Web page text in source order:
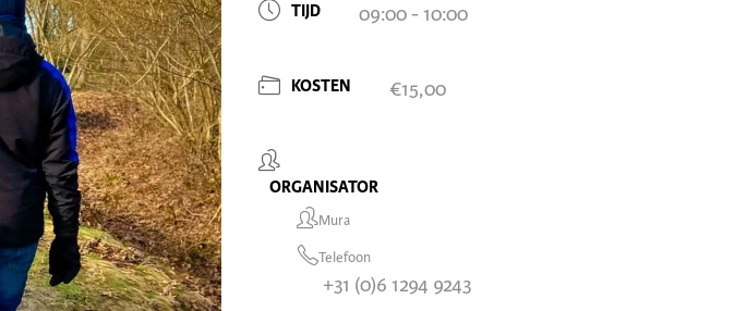
TIJD 09:00 - 10:00
KOSTEN €15,00
ORGANISATOR
Mura
Telefoon
+31 (0)6 1294 9243